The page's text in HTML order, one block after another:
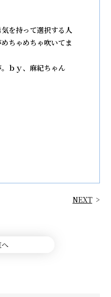
を持って選択する人
ちゃめちゃ吹いてま
ｂｙ、麻紀ちゃん
NEXT